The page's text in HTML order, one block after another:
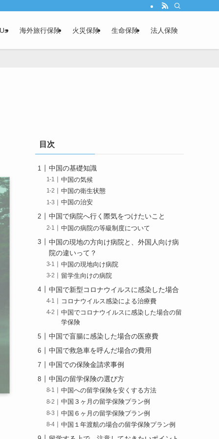
海外旅行保険 火災保険 生命保険 法人保険
目次
中国の基礎知識
中国の気候
中国の衛生状態
中国の治安
中国で病院へ行く際気をつけたいこと
中国の病院の等級制度について
中国の現地の方向け病院と、外国人向け病
院の違いって？
中国の現地向け病院
留学生向けの病院
中国で新型コロナウイルスに感染した場合
コロナウイルス感染による治療費
中国でコロナウイルスに感染した場合の留
学保険
中国で盲腸に感染した場合の医療費
中国で救急車を呼んだ場合の費用
中国での保険金請求事例
中国の留学保険の選び方
中国への留学保険を安くする方法
中国３ヶ月の留学保険プラン例
中国６ヶ月の留学保険プラン例
中国１年渡航の場合の留学保険プラン例